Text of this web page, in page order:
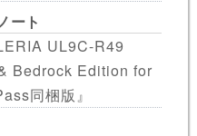
ート
UL9C-R49
Bedrock Edition for
同梱版』